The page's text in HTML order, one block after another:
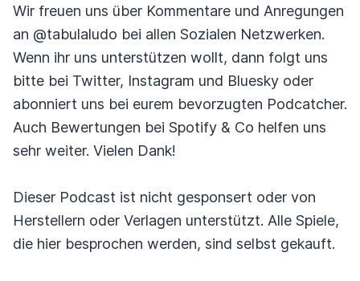
Wir freuen uns über Kommentare und Anregungen
an @tabulaludo bei allen Sozialen Netzwerken.
Wenn ihr uns unterstützen wollt, dann folgt uns
bitte bei Twitter, Instagram und Bluesky oder
abonniert uns bei eurem bevorzugten Podcatcher.
Auch Bewertungen bei Spotify & Co helfen uns
sehr weiter. Vielen Dank!
Dieser Podcast ist nicht gesponsert oder von
Herstellern oder Verlagen unterstützt. Alle Spiele,
die hier besprochen werden, sind selbst gekauft.